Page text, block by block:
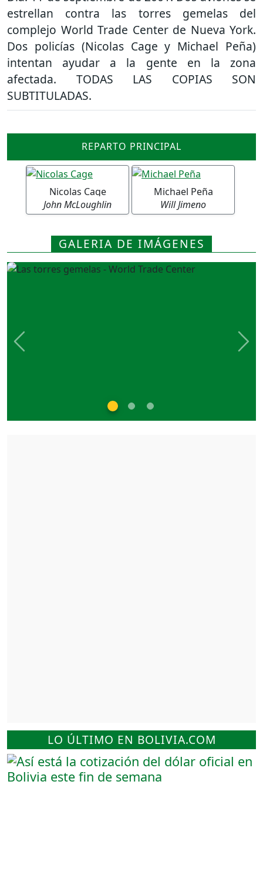
estrellan contra las torres gemelas del
complejo World Trade Center de Nueva York.
Dos policías (Nicolas Cage y Michael Peña)
intentan ayudar a la gente en la zona
afectada. TODAS LAS COPIAS SON
SUBTITULADAS.
REPARTO PRINCIPAL
Nicolas Cage
John McLoughlin
Michael Peña
Will Jimeno
GALERIA DE IMÁGENES
Previous Next
LO ÚLTIMO EN BOLIVIA.COM